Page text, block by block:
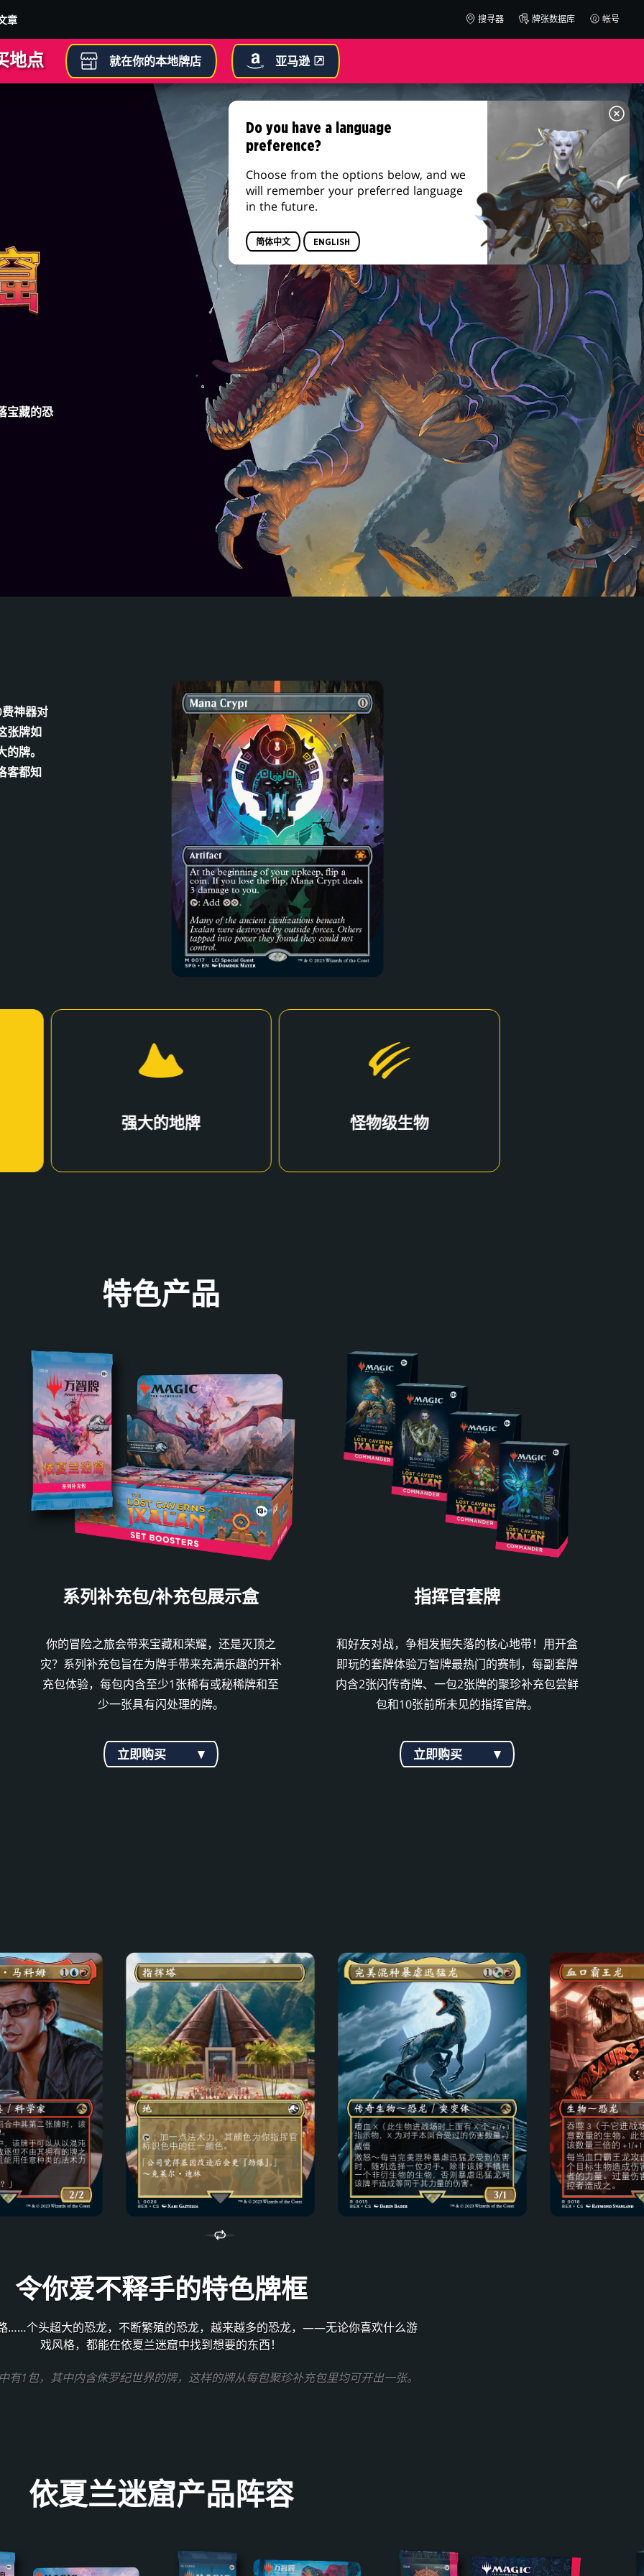
章 搜寻器 牌张数据库 帐号
地点 就在你的本地牌店 亚马逊
宝藏的恐
神器对
张牌如
牌。
客都知
强大的地牌 怪物级生物
特色产品
系列补充包/补充包展示盒
你的冒险之旅会带来宝藏和荣耀，还是灭顶之
灾？系列补充包旨在为牌手带来充满乐趣的开补
充包体验，每包内含至少1张稀有或秘稀牌和至
少一张具有闪处理的牌。
立即购买
指挥官套牌
和好友对战，争相发掘失落的核心地带！用开盒
即玩的套牌体验万智牌最热门的赛制，每副套牌
内含2张闪传奇牌、一包2张牌的聚珍补充包尝鲜
包和10张前所未见的指挥官牌。
立即购买
令你爱不释手的特色牌框
……个头超大的恐龙，不断繁殖的恐龙，越来越多的恐龙，——无论你喜欢什么游
戏风格，都能在依夏兰迷窟中找到想要的东西！
有1包，其中内含侏罗纪世界的牌，这样的牌从每包聚珍补充包里均可开出一张。
依夏兰迷窟产品阵容
Do you have a language
preference?
Choose from the options below, and we
will remember your preferred language
in the future.
简体中文 ENGLISH